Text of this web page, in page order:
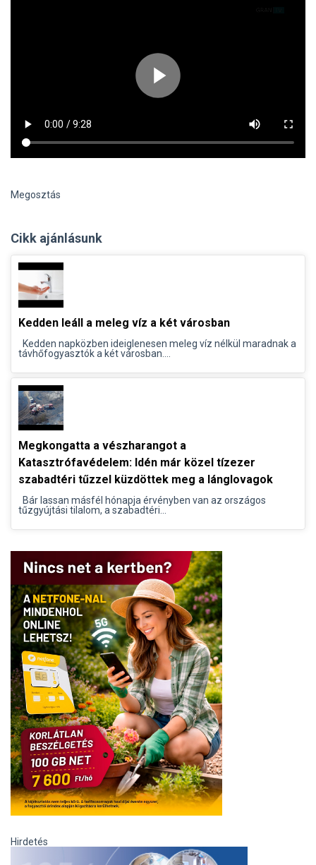
Megosztás
Cikk ajánlásunk
Kedden leáll a meleg víz a két városban
Kedden napközben ideiglenesen meleg víz nélkül maradnak a
távhőfogyasztók a két városban....
Megkongatta a vészharangot a
Katasztrófavédelem: Idén már közel tízezer
szabadtéri tűzzel küzdöttek meg a lánglovagok
Bár lassan másfél hónapja érvényben van az országos
tűzgyújtási tilalom, a szabadtéri...
Hirdetés